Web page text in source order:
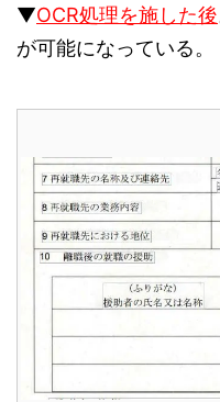
▼OCR処理を施した後
が可能になっている。